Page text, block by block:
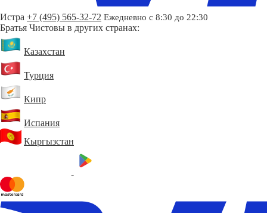
Истра +7 (495) 565-32-72 Ежедневно с 8:30 до 22:30
Братья Чистовы в других странах:
Казахстан
Турция
Кипр
Испания
Кыргызстан